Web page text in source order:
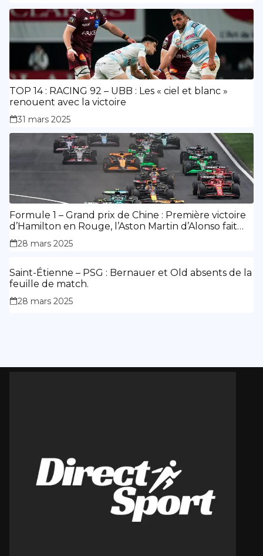
TOP 14 : RACING 92 – UBB : Les « ciel et blanc »
renouent avec la victoire
31 mars 2025
Formule 1 – Grand prix de Chine : Première victoire
d’Hamilton en Rouge, l’Aston Martin d’Alonso fait
des siennes.
28 mars 2025
Saint-Étienne – PSG : Bernauer et Old absents de la
feuille de match.
28 mars 2025